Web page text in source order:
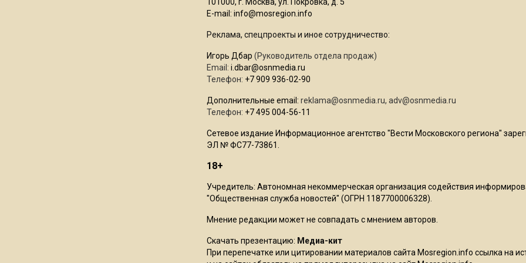
E-mail: info@mosregion.info
Реклама, спецпроекты и иное сотрудничество:
Игорь Дбар (Руководитель отдела продаж)
Email: i.dbar@osnmedia.ru
Телефон: +7 909 936-02-90
Дополнительные email: reklama@osnmedia.ru, adv@osnmedia.ru
Телефон: +7 495 004-56-11
Сетевое издание Информационное агентство "Вести Московского региона"
ЭЛ № ФС77-73861.
18+
Учредитель: Автономная некоммерческая организация содействия
"Общественная служба новостей" (ОГРН 1187700006328).
Мнение редакции может не совпадать с мнением авторов.
Скачать презентацию: Медиа-кит
При перепечатке или цитировании материалов сайта Mosregion.info ссылка на